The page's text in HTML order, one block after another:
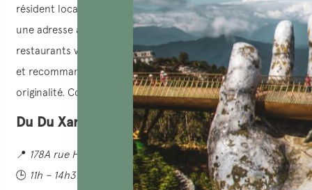
résident local ou étranger, vous êtes certain d’y découvrir
une adresse à votre goût. Voici quelques-uns des
restaurants végétariens les plus appréciés à Saïgon, testés
et recommandés pour leur qualité, leur atmosphère et leur
originalité. Consultez ensemble:
Du Du Xanh
📍 178A rue Hai Ba Trung, 1er arrondissement
🕒 11h – 14h30 & 17h – 22h